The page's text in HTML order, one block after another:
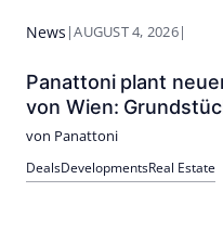
News |AUGUST 4, 2026|
Panattoni plant
von Wien:
von Panattoni
DealsDevelopmentsReal Estate